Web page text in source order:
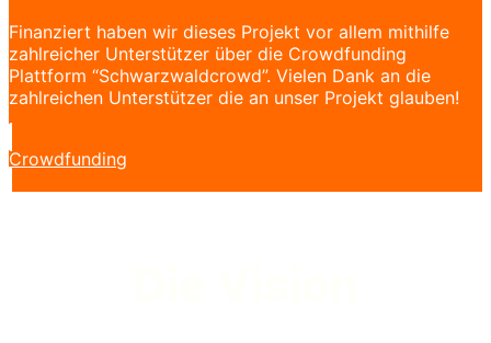
Finanziert haben wir dieses Projekt vor allem mithilfe
zahlreicher Unterstützer über die Crowdfunding
Plattform “Schwarzwaldcrowd”. Vielen Dank an die
zahlreichen Unterstützer die an unser Projekt glauben!
Crowdfunding